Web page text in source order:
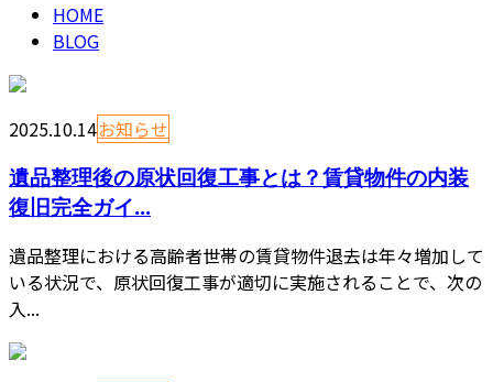
HOME
BLOG
2025.10.14お知らせ
遺品整理後の原状回復工事とは？賃貸物件の内装
復旧完全ガイ...
遺品整理における高齢者世帯の賃貸物件退去は年々増加して
いる状況で、原状回復工事が適切に実施されることで、次の
入...